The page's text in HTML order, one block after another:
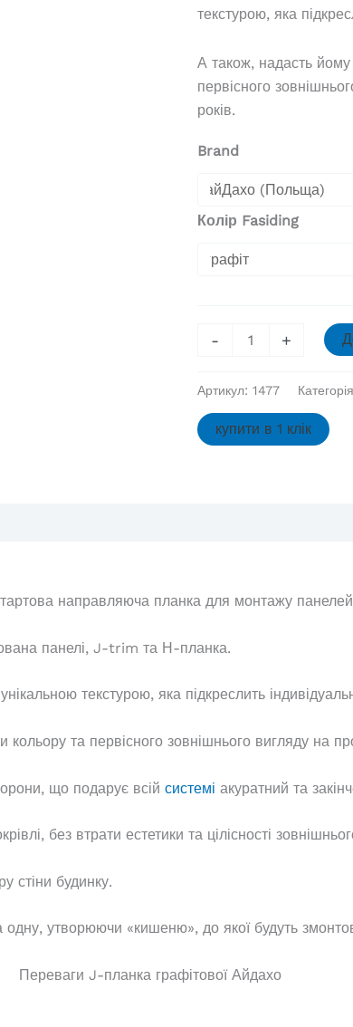
текстурою, яка
А також, надасть
первісного
років.
Brand
Колір Fasiding
-
м,
шт
+
Артикул:1477
купити в 1 клік
направляюча планка для монтажу
панелі, J-trim та Н-планка.
текстурою, яка підкреслить
та первісного зовнішнього вигляду на
що подарує всій системі акуратний та
без втрати естетики та цілісності
стіни будинку.
утворюючи «кишеню», до якої будуть
Переваги J-планка графітової Айдахо